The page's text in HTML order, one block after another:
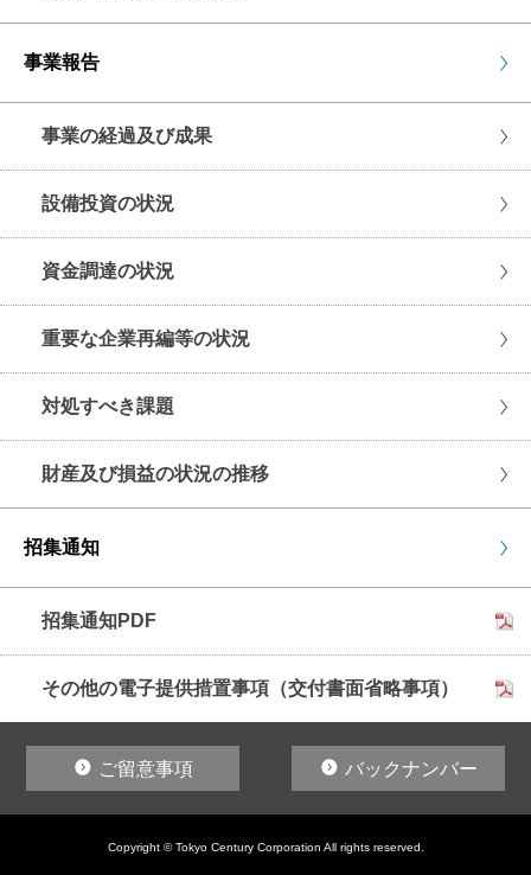
事業報告
事業の経過及び成果
設備投資の状況
資金調達の状況
重要な企業再編等の状況
対処すべき課題
財産及び損益の状況の推移
招集通知
招集通知PDF
その他の電子提供措置事項（交付書面省略事項）
ご留意事項 バックナンバー
Copyright © Tokyo Century Corporation All rights reserved.